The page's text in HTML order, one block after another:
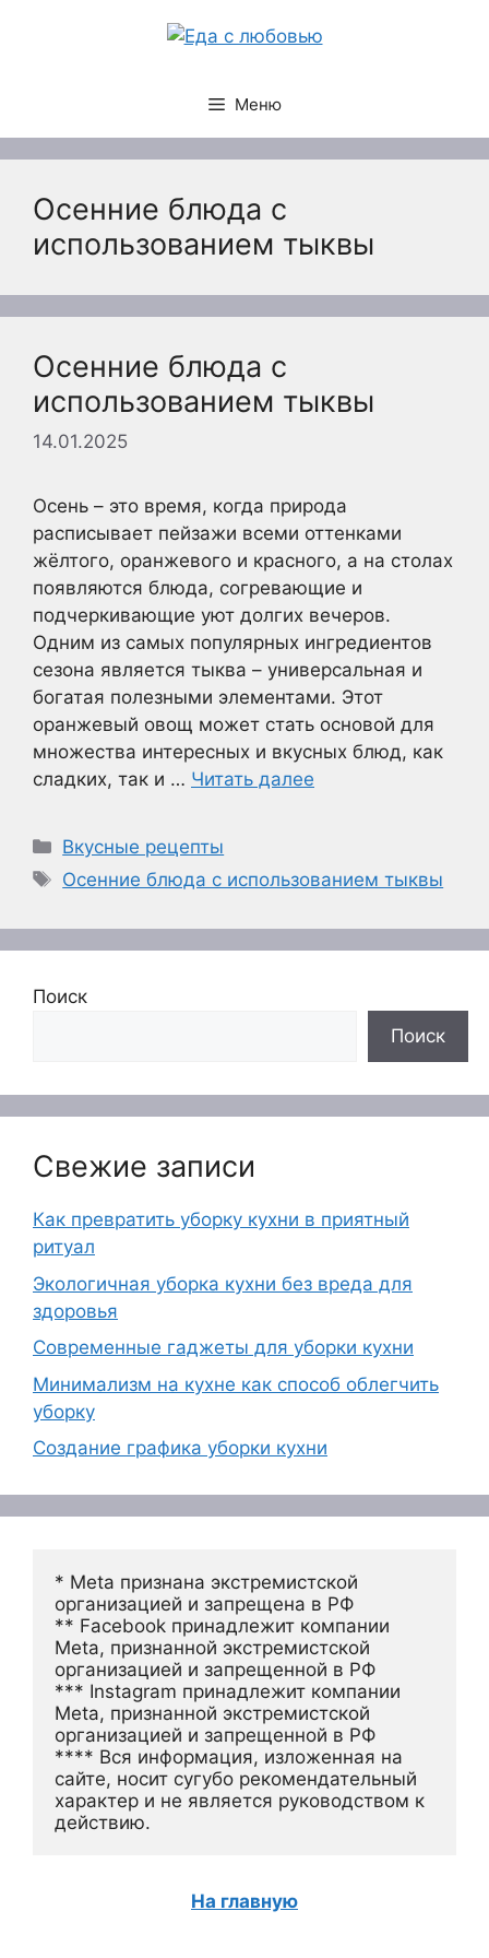
Меню
Осенние блюда с
использованием тыквы
Осенние блюда с
использованием тыквы
14.01.2025
Осень – это время, когда природа
расписывает пейзажи всеми оттенками
жёлтого, оранжевого и красного, а на столах
появляются блюда, согревающие и
подчеркивающие уют долгих вечеров.
Одним из самых популярных ингредиентов
сезона является тыква – универсальная и
богатая полезными элементами. Этот
оранжевый овощ может стать основой для
множества интересных и вкусных блюд, как
сладких, так и … Читать далее
Рубрики
Вкусные рецепты
Метки
Осенние блюда с использованием тыквы
Поиск
Поиск
Свежие записи
Как превратить уборку кухни в приятный
ритуал
Экологичная уборка кухни без вреда для
здоровья
Современные гаджеты для уборки кухни
Минимализм на кухне как способ облегчить
уборку
Создание графика уборки кухни
* Meta признана экстремистской
организацией и запрещена в РФ
** Facebook принадлежит компании
Meta, признанной экстремистской
организацией и запрещенной в РФ
*** Instagram принадлежит компании
Meta, признанной экстремистской
организацией и запрещенной в РФ
**** Вся информация, изложенная на
сайте, носит сугубо рекомендательный
характер и не является руководством к
действию.
На главную